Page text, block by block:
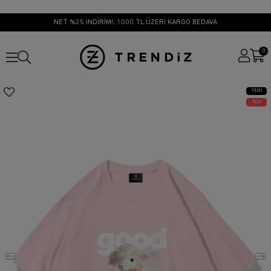
NET %25 İNDİRİM!, 1000 TL ÜZERİ KARGO BEDAVA
0
YENI
ÜRÜN
25